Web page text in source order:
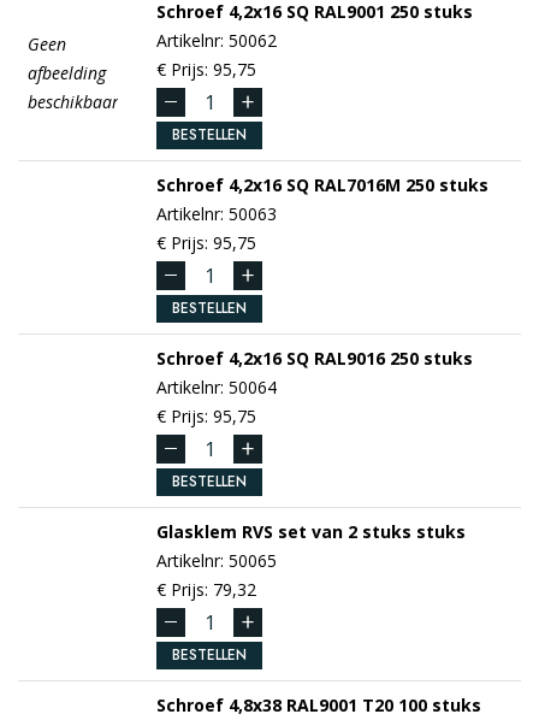
Geen
afbeelding
beschikbaar
Schroef 4,2x16 SQ RAL9001 250 stuks
Artikelnr: 50062
€ Prijs: 95,75
BESTELLEN
Schroef 4,2x16 SQ RAL7016M 250 stuks
Artikelnr: 50063
€ Prijs: 95,75
BESTELLEN
Schroef 4,2x16 SQ RAL9016250 stuks
Artikelnr: 50064
€ Prijs: 95,75
BESTELLEN
Glasklem RVS set van 2 stuks stuks
Artikelnr: 50065
€ Prijs: 79,32
BESTELLEN
Schroef 4,8x38 RAL9001 T20 100 stuks